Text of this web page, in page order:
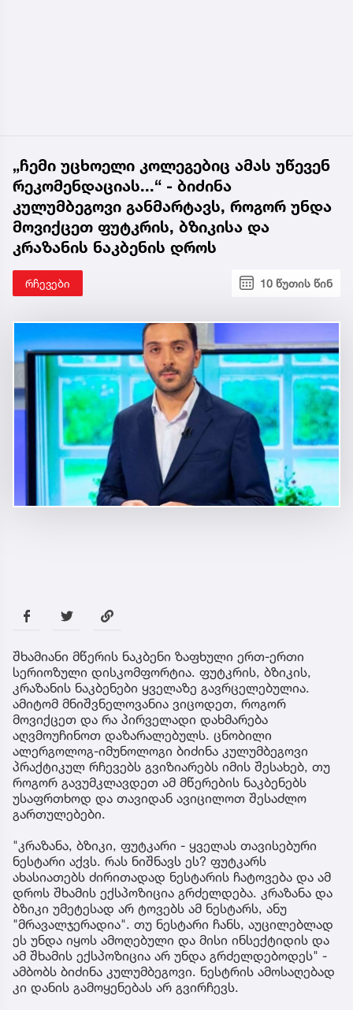
„ჩემი უცხოელი კოლეგებიც ამას უწევენ
რეკომენდაციას...“ - ბიძინა
კულუმბეგოვი განმარტავს, როგორ უნდა
მოვიქცეთ ფუტკრის, ბზიკისა და
კრაზანის ნაკბენის დროს
რჩევები 10 წუთის წინ
შხამიანი მწერის ნაკბენი ზაფხული ერთ-ერთი
სერიოზული დისკომფორტია. ფუტკრის, ბზიკის,
კრაზანის ნაკბენები ყველაზე გავრცელებულია.
ამიტომ მნიშვნელოვანია ვიცოდეთ, როგორ
მოვიქცეთ და რა პირველადი დახმარება
აღვმოუჩინოთ დაზარალებულს. ცნობილი
ალერგოლოგ-იმუნოლოგი ბიძინა კულუმბეგოვი
პრაქტიკულ რჩევებს გვიზიარებს იმის შესახებ, თუ
როგორ გავუმკლავდეთ ამ მწერების ნაკბენებს
უსაფრთხოდ და თავიდან ავიცილოთ შესაძლო
გართულებები.
"კრაზანა, ბზიკი, ფუტკარი - ყველას თავისებური
ნესტარი აქვს. რას ნიშნავს ეს? ფუტკარს
ახასიათებს ძირითადად ნესტარის ჩატოვება და ამ
დროს შხამის ექსპოზიცია გრძელდება. კრაზანა და
ბზიკი უმეტესად არ ტოვებს ამ ნესტარს, ანუ
"მრავალჯერადია". თუ ნესტარი ჩანს, აუცილებლად
ეს უნდა იყოს ამოღებული და მისი ინსექტიდის და
ამ შხამის ექსპოზიცია არ უნდა გრძელდებოდეს" -
ამბობს ბიძინა კულუმბეგოვი. ნესტრის ამოსაღებად
კი დანის გამოყენებას არ გვირჩევს.